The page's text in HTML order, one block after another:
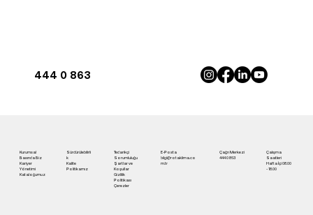
444 0 863
Kurumsal
Basında Biz
Kariyer
Yönetimi
Kataloğumuz
Sürdürülebilirli
k
Kalite
Politikamız
Tedarikçi
Sorumluluğu
Şartlar ve
Koşullar
Gizlilik
Politikası
Çerezler
E-Posta
bilgi@rotaklima.co
m.tr
Çağrı Merkezi
444 0 863
Çalışma
Saatleri
Hafta İçi 08.00
- 18.00